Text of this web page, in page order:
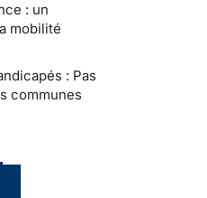
: un
mobilité
: Pas
communes